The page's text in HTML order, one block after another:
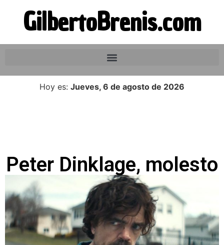
GilbertoBrenis.com
Hoy es: Jueves, 6 de agosto de 2026
Peter Dinklage, molesto